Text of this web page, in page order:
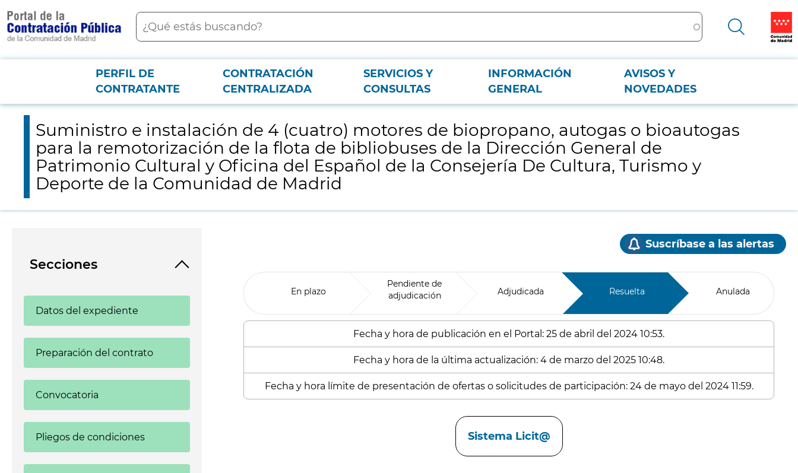
contenido
principal
Buscar
Menú PCON
PERFIL DE
CONTRATANTE
CONTRATACIÓN
CENTRALIZADA
SERVICIOS Y
CONSULTAS
INFORMACIÓN
GENERAL
AVISOS Y
NOVEDADES
Suministro e instalación de 4 (cuatro) motores de biopropano, autogas o bioautogas para la remotorización de la flota de bibliobuses de la Dirección General de Patrimonio Cultural y Oficina del Español de la
Consejería De Cultura, Turismo y Deporte de la Comunidad de Madrid
Suministro e instalación de 4 (cuatro) motores de biopropano, autogas o bioautogas
para la remotorización de la flota de bibliobuses de la Dirección General de
Patrimonio Cultural y Oficina del Español de la Consejería De Cultura, Turismo y
Deporte de la Comunidad de Madrid
Secciones
Datos del expediente
Preparación del contrato
Convocatoria
Pliegos de condiciones
Suscríbase a las alertas
En plazo
Pendiente de
adjudicación
Adjudicada Resuelta Anulada
Fecha y hora de publicación en el Portal: 25 de abril del 2024 10:53.
Fecha y hora de la última actualización: 4 de marzo del 2025 10:48.
Fecha y hora límite de presentación de ofertas o solicitudes de participación: 24 de mayo del 2024 11:59.
Sistema Licit@